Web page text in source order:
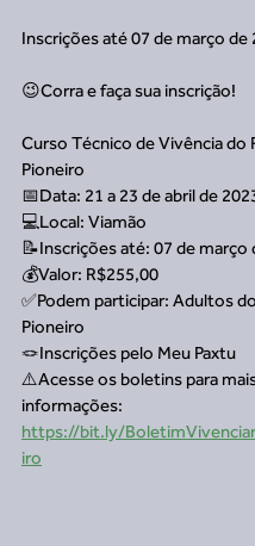
Inscrições até 07 de março de
😉Corra e faça sua inscrição!
Curso Técnico de Vivência do
Pioneiro
📅Data: 21 a 23 de abril de
💻Local: Viamão
📝Inscrições até: 07 de março
💰Valor: R$255,00
✅Podem participar: Adultos
Pioneiro
🪢Inscrições pelo Meu Paxtu
⚠️Acesse os boletins para
informações:
https://bit.ly/
iro